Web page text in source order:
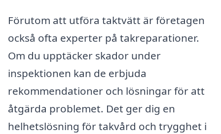
Förutom att utföra taktvätt är företagen
också ofta experter på takreparationer.
Om du upptäcker skador under
inspektionen kan de erbjuda
rekommendationer och lösningar för att
åtgärda problemet. Det ger dig en
helhetslösning för takvård och trygghet i